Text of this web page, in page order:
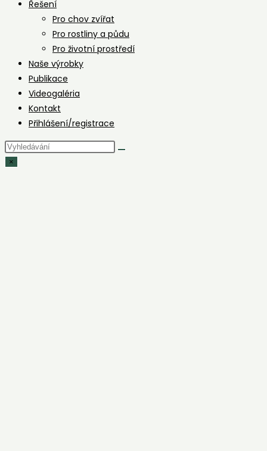
Řešení
Pro chov zvířat
Pro rostliny a půdu
Pro životní prostředí
Naše výrobky
Publikace
Videogaléria
Kontakt
Přihlášení/registrace
Hledat
na
×